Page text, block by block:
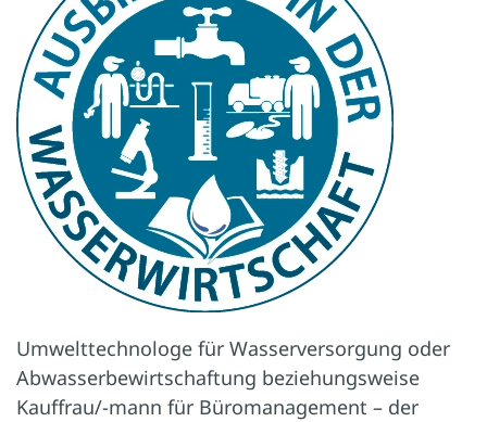
Umwelttechnologe für Wasserversorgung oder
Abwasserbewirtschaftung beziehungsweise
Kauffrau/-mann für Büromanagement – der